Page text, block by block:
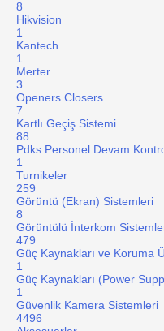
8
Hikvision
1
Kantech
1
Merter
3
Openers Closers
7
Kartlı Geçiş Sistemi
88
Pdks Personel Devam
1
Turnikeler
259
Görüntü (Ekran) Sistemleri
8
Görüntülü İnterkom
479
Güç Kaynakları ve Koruma
1
Güç Kaynakları (Power
1
Güvenlik Kamera Sistemleri
4496